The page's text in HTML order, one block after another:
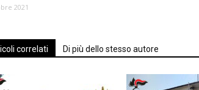
2021
correlati Di più dello stesso autore